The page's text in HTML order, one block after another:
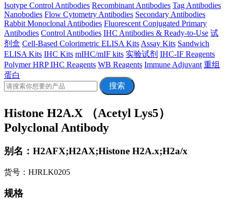
Isotype Control Antibodies Recombinant Antibodies Tag Antibodies
Nanobodies Flow Cytometry Antibodies Secondary Antibodies
Rabbit Monoclonal Antibodies Fluorescent Conjugated Primary
Antibodies Control Antibodies IHC Antibodies & Ready-to-Use 试
剂盒 Cell-Based Colorimetric ELISA Kits Assay Kits Sandwich
ELISA Kits IHC Kits mIHC/mIF kits 实验试剂 IHC-IF Reagents
Polymer HRP IHC Reagents WB Reagents Immune Adjuvant 重组
蛋白
搜索
Histone H2A.X （Acetyl Lys5）
Polyclonal Antibody
别名：H2AFX;H2AX;Histone H2A.x;H2a/x
货号：HJRLK0205
规格